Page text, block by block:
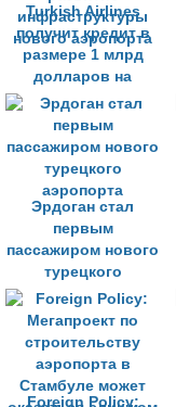
Turkish Airlines
получит кредит в
размере 1 млрд
долларов на
развитие
инфраструктуры
нового аэропорта
Эрдоган стал
первым
пассажиром нового
турецкого
аэропорта
Foreign Policy: